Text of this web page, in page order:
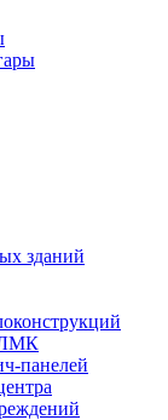
зданий
ЛМК
панелей